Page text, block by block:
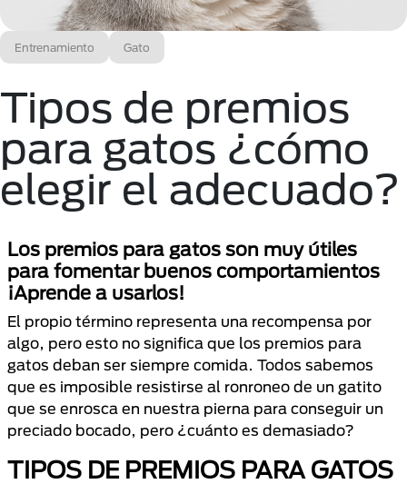
Entrenamiento Gato
Tipos de premios
para gatos ¿cómo
elegir el adecuado?
Los premios para gatos son muy útiles
para fomentar buenos comportamientos
¡Aprende a usarlos!
El propio término representa una recompensa por
algo, pero esto no significa que los premios para
gatos deban ser siempre comida. Todos sabemos
que es imposible resistirse al ronroneo de un gatito
que se enrosca en nuestra pierna para conseguir un
preciado bocado, pero ¿cuánto es demasiado?
TIPOS DE PREMIOS PARA GATOS